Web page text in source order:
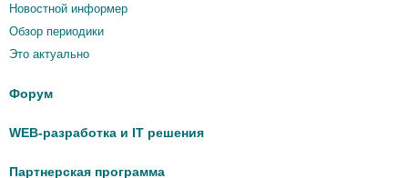
Новостной информер
Обзор периодики
Это актуально
Форум
WEB-разработка и IT решения
Партнерская программа